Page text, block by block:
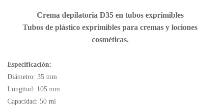
Crema depilatoria D35 en tubos exprimibles
Tubos de plástico exprimibles para cremas y lociones
cosméticas.
Especificación:
Diámetro: 35 mm
Longitud: 105 mm
Capacidad: 50 ml